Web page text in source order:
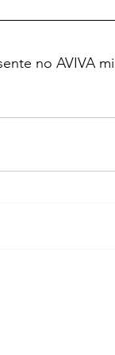
no AVIVA